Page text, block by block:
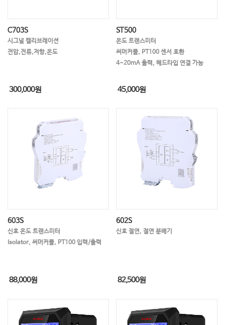
C703S
시그널 캘리브레이션
전압,전류,저항,온도
300,000원
ST500
온도 트랜스미터
써머커플, PT100 센서 호환
4~20mA 출력, 헤드타입 연결 가능
45,000원
603S
신호 온도 트랜스미터
Isolator, 써머커플, PT100 입력/출력
88,000원
602S
신호 절연, 절연 분배기
82,500원